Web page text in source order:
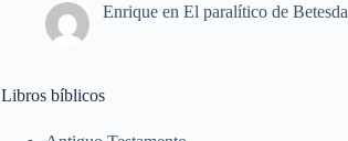
Enrique enEl paralítico de Betesda
Libros bíblicos